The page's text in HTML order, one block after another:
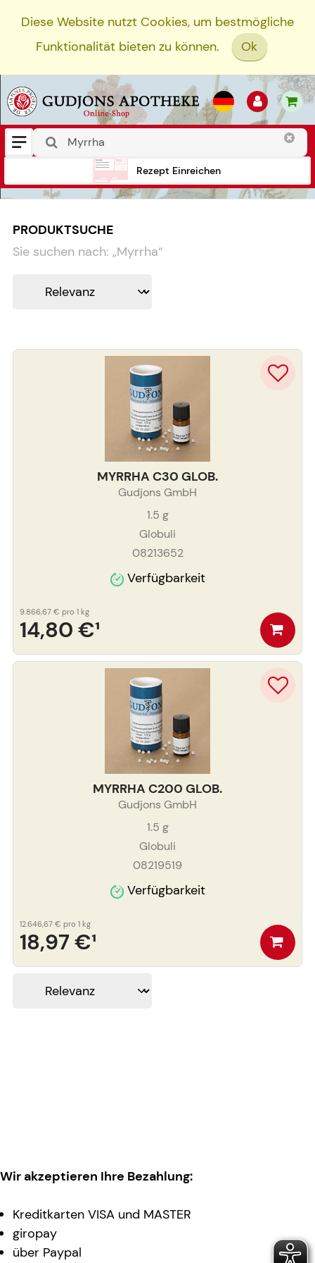
Diese Website nutzt Cookies, um bestmögliche
Funktionalität bieten zu können.
Ok
Rezept Einreichen
PRODUKTSUCHE
Sie suchen nach: „Myrrha“
MYRRHA C30 GLOB.
Gudjons GmbH
1.5 g
Globuli
08213652
Verfügbarkeit
14,80 €¹
9.866,67 € pro 1 kg
MYRRHA C200 GLOB.
Gudjons GmbH
1.5 g
Globuli
08219519
Verfügbarkeit
18,97 €¹
12.646,67 € pro 1 kg
Wir akzeptieren Ihre Bezahlung:
Kreditkarten VISA und MASTER
giropay
über Paypal